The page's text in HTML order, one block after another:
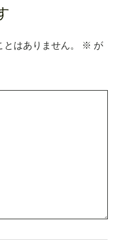
はありません。 ※ が